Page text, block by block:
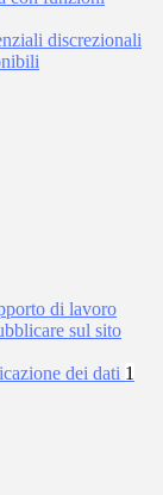
discrezionali
di lavoro
sul sito
dei dati 1